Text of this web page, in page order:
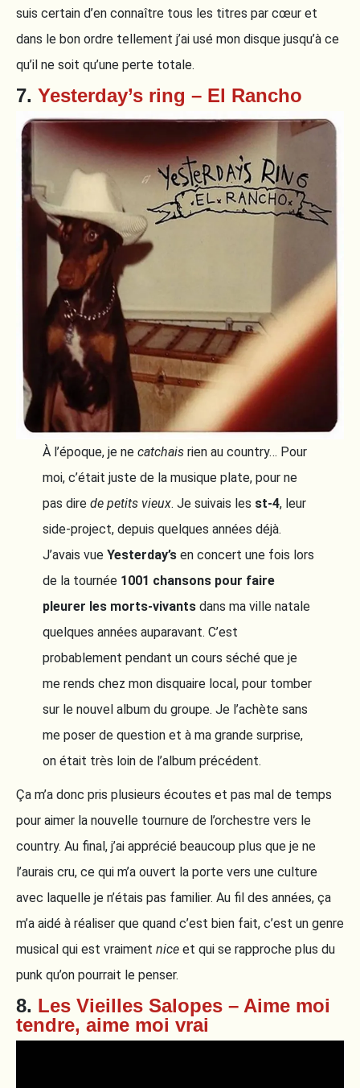
suis certain d’en connaître tous les titres par cœur et
dans le bon ordre tellement j’ai usé mon disque jusqu’à ce
qu’il ne soit qu’une perte totale.
7. Yesterday’s ring – El Rancho
À l’époque, je ne catchaisrien au country… Pour
moi, c’était juste de la musique plate, pour ne
pas dire de petits vieux. Je suivais les st-4, leur
side-project, depuis quelques années déjà.
J’avais vue Yesterday’s en concert une fois lors
de la tournée 1001 chansons pour faire
pleurer les morts-vivantsdans ma ville natale
quelques années auparavant. C’est
probablement pendant un cours séché que je
me rends chez mon disquaire local, pour tomber
sur le nouvel album du groupe. Je l’achète sans
me poser de question et à ma grande surprise,
on était très loin de l’album précédent.
Ça m’a donc pris plusieurs écoutes et pas mal de temps
pour aimer la nouvelle tournure de l’orchestre vers le
country. Au final, j’ai apprécié beaucoup plus que je ne
l’aurais cru, ce qui m’a ouvert la porte vers une culture
avec laquelle je n’étais pas familier. Au fil des années, ça
m’a aidé à réaliser que quand c’est bien fait, c’est un genre
musical qui est vraiment nice et qui se rapproche plus du
punk qu’on pourrait le penser.
8. Les Vieilles Salopes – Aime moi
tendre, aime moi vrai